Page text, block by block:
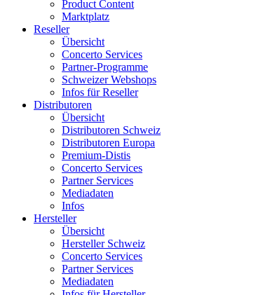
Product Content
Marktplatz
Reseller
Übersicht
Concerto Services
Partner-Programme
Schweizer Webshops
Infos für Reseller
Distributoren
Übersicht
Distributoren Schweiz
Distributoren Europa
Premium-Distis
Concerto Services
Partner Services
Mediadaten
Infos
Hersteller
Übersicht
Hersteller Schweiz
Concerto Services
Partner Services
Mediadaten